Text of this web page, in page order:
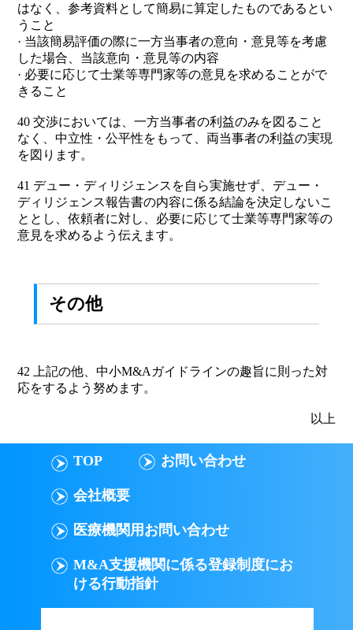
はなく、参考資料として簡易に算定したものであるとい
うこと
· 当該簡易評価の際に一方当事者の意向・意見等を考慮
した場合、当該意向・意見等の内容
· 必要に応じて士業等専門家等の意見を求めることがで
きること
40 交渉においては、一方当事者の利益のみを図ること
なく、中立性・公平性をもって、両当事者の利益の実現
を図ります。
41 デュー・ディリジェンスを自ら実施せず、デュー・
ディリジェンス報告書の内容に係る結論を決定しないこ
ととし、依頼者に対し、必要に応じて士業等専門家等の
意見を求めるよう伝えます。
その他
42 上記の他、中小M&Aガイドラインの趣旨に則った対
応をするよう努めます。
以上
TOP お問い合わせ
会社概要
医療機関用お問い合わせ
M&A支援機関に係る登録制度にお
ける行動指針